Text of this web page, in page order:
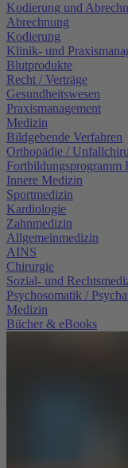
Kodierung und
Abrechnung
Kodierung
Klinik- und
Blutprodukte
Recht / Verträge
Gesundheitswesen
Praxismanagement
Medizin
Bildgebende Verfahren
Orthopädie /
Fortbildungsprogramm
Innere Medizin
Sportmedizin
Kardiologie
Zahnmedizin
Allgemeinmedizin
AINS
Chirurgie
Sozial- und
Psychosomatik /
Medizin
Bücher & eBooks